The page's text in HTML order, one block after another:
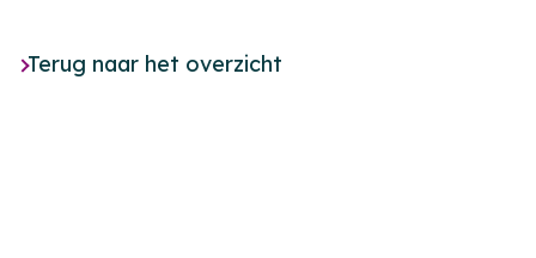
Terug naar het overzicht